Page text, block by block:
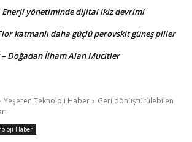
Enerji yönetiminde dijital ikiz devrimi
katmanlı daha güçlü perovskit güneş piller
Doğadan İlham Alan Mucitler